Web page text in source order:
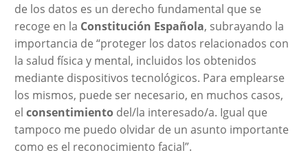
de los datos es un derecho fundamental que se
recoge en la Constitución Española, subrayando la
importancia de “proteger los datos relacionados con
la salud física y mental, incluidos los obtenidos
mediante dispositivos tecnológicos. Para emplearse
los mismos, puede ser necesario, en muchos casos,
el consentimientodel/la interesado/a. Igual que
tampoco me puedo olvidar de un asunto importante
como es el reconocimiento facial”.